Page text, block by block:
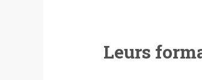
Leurs